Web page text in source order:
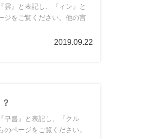
雲』と表記し、『ィン』と
ジをご覧ください。他の言
2019.09.22
구름』と表記し、『クル
ページをご覧ください。